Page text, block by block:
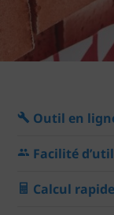
Outil en
Facilité
Calcul rapide